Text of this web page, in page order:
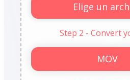
Elige un
Step 2 - Convert